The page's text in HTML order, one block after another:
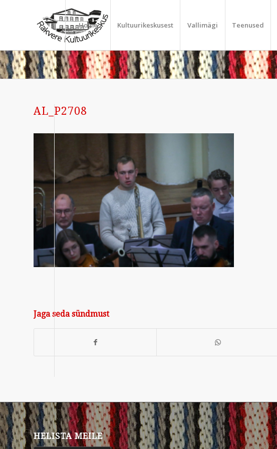
Home Kultuurikeskusest Vallimägi Teenused
AL_P2708
Jaga seda sündmust
HELISTA MEILE